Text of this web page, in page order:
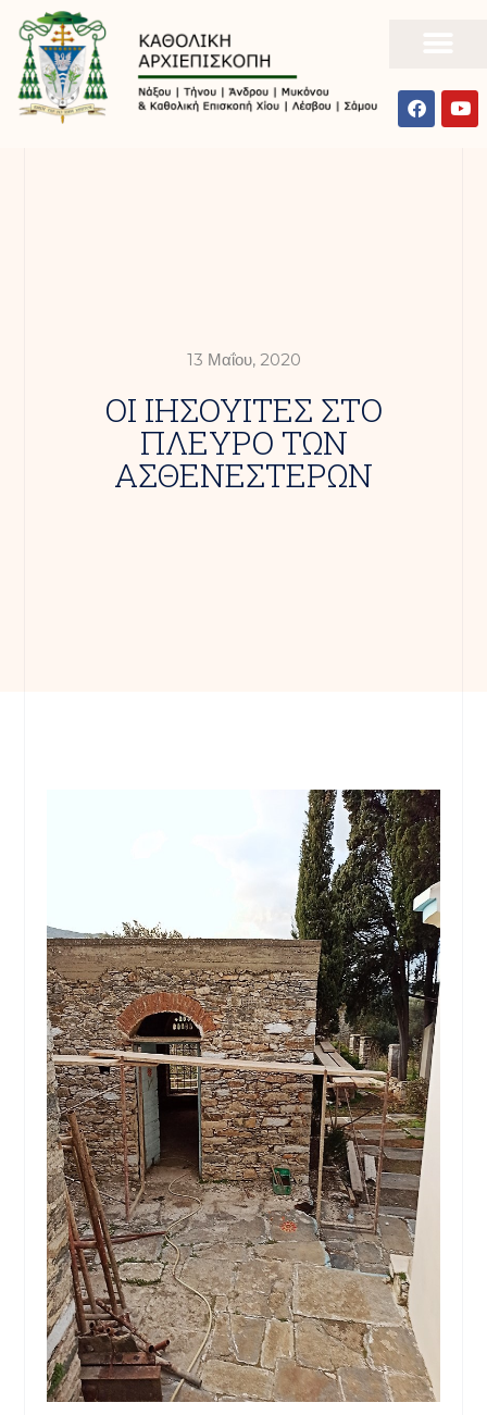
13 Μαΐου, 2020
ΟΙ ΙΗΣΟΥΙΤΕΣ ΣΤΟ
ΠΛΕΥΡΟ ΤΩΝ
ΑΣΘΕΝΕΣΤΕΡΩΝ